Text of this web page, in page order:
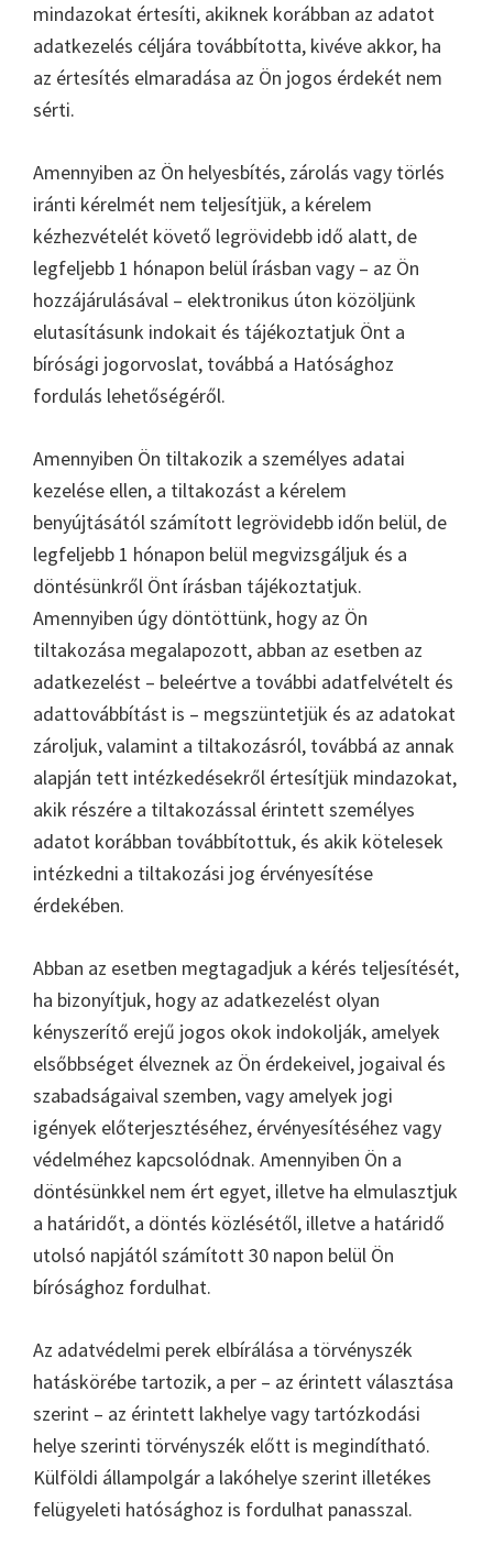
mindazokat értesíti, akiknek korábban az adatot
adatkezelés céljára továbbította, kivéve akkor, ha
az értesítés elmaradása az Ön jogos érdekét nem
sérti.
Amennyiben az Ön helyesbítés, zárolás vagy törlés
iránti kérelmét nem teljesítjük, a kérelem
kézhezvételét követő legrövidebb idő alatt, de
legfeljebb 1 hónapon belül írásban vagy – az Ön
hozzájárulásával – elektronikus úton közöljünk
elutasításunk indokait és tájékoztatjuk Önt a
bírósági jogorvoslat, továbbá a Hatósághoz
fordulás lehetőségéről.
Amennyiben Ön tiltakozik a személyes adatai
kezelése ellen, a tiltakozást a kérelem
benyújtásától számított legrövidebb időn belül, de
legfeljebb 1 hónapon belül megvizsgáljuk és a
döntésünkről Önt írásban tájékoztatjuk.
Amennyiben úgy döntöttünk, hogy az Ön
tiltakozása megalapozott, abban az esetben az
adatkezelést – beleértve a további adatfelvételt és
adattovábbítást is – megszüntetjük és az adatokat
zároljuk, valamint a tiltakozásról, továbbá az annak
alapján tett intézkedésekről értesítjük mindazokat,
akik részére a tiltakozással érintett személyes
adatot korábban továbbítottuk, és akik kötelesek
intézkedni a tiltakozási jog érvényesítése
érdekében.
Abban az esetben megtagadjuk a kérés teljesítését,
ha bizonyítjuk, hogy az adatkezelést olyan
kényszerítő erejű jogos okok indokolják, amelyek
elsőbbséget élveznek az Ön érdekeivel, jogaival és
szabadságaival szemben, vagy amelyek jogi
igények előterjesztéséhez, érvényesítéséhez vagy
védelméhez kapcsolódnak. Amennyiben Ön a
döntésünkkel nem ért egyet, illetve ha elmulasztjuk
a határidőt, a döntés közlésétől, illetve a határidő
utolsó napjától számított 30 napon belül Ön
bírósághoz fordulhat.
Az adatvédelmi perek elbírálása a törvényszék
hatáskörébe tartozik, a per – az érintett választása
szerint – az érintett lakhelye vagy tartózkodási
helye szerinti törvényszék előtt is megindítható.
Külföldi állampolgár a lakóhelye szerint illetékes
felügyeleti hatósághoz is fordulhat panasszal.